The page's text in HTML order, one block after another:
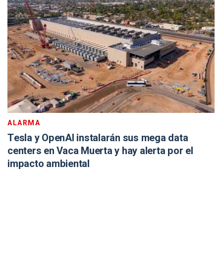
ALARMA
Tesla y OpenAI instalarán sus mega data
centers en Vaca Muerta y hay alerta por el
impacto ambiental